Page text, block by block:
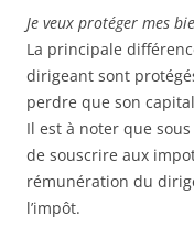
Je veux protéger mes
La principale
dirigeant sont
perdre que son
Il est à noter que
de souscrire aux
rémunération du
l’impôt.